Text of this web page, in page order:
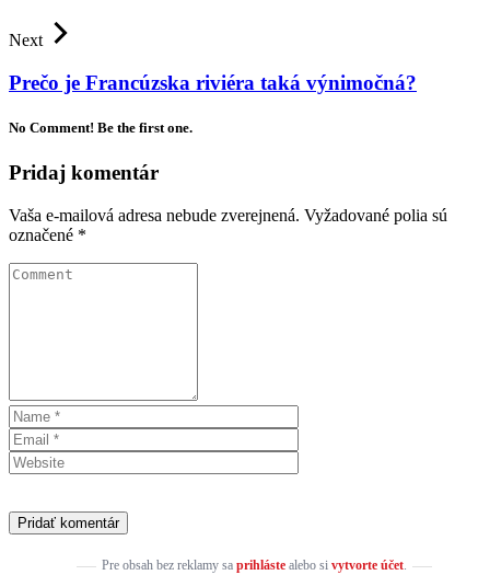
Next
Prečo je Francúzska riviéra taká výnimočná?
No Comment! Be the first one.
Pridaj komentár
Vaša e-mailová adresa nebude zverejnená. Vyžadované polia sú
označené *
Pre obsah bez reklamy sa prihlástealebo si vytvorte účet.